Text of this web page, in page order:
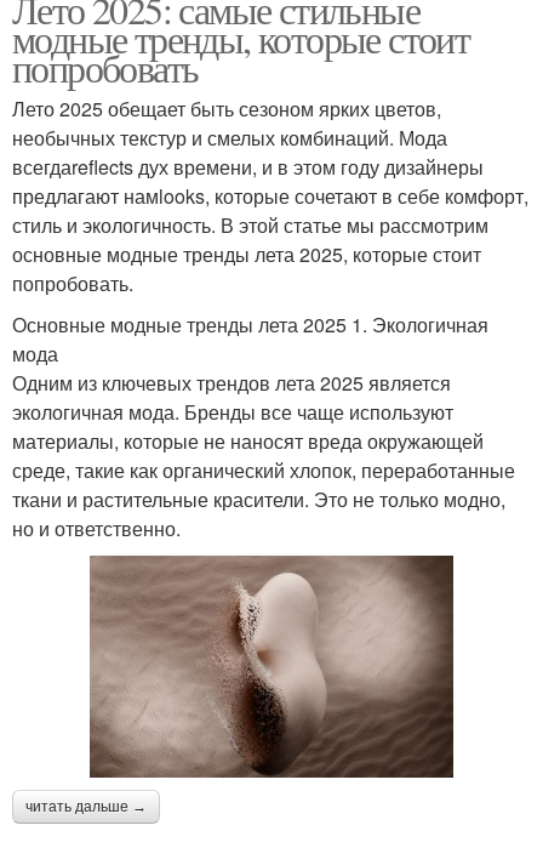
модные тренды, которые стоит
попробовать
Лето 2025 обещает быть сезоном ярких цветов,
необычных текстур и смелых комбинаций. Мода
всегдаreflects дух времени, и в этом году дизайнеры
предлагают намlooks, которые сочетают в себе комфорт,
стиль и экологичность. В этой статье мы рассмотрим
основные модные тренды лета 2025, которые стоит
попробовать.
Основные модные тренды лета 2025 1. Экологичная
мода
Одним из ключевых трендов лета 2025 является
экологичная мода. Бренды все чаще используют
материалы, которые не наносят вреда окружающей
среде, такие как органический хлопок, переработанные
ткани и растительные красители. Это не только модно,
но и ответственно.
читать дальше →